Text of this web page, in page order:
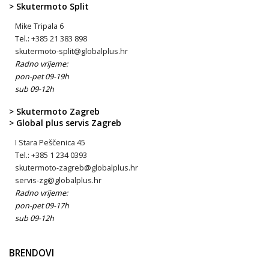
> Skutermoto Split
Mike Tripala 6
Tel.: +385 21 383 898
skutermoto-split@globalplus.hr
Radno vrijeme:
pon-pet 09-19h
sub 09-12h
> Skutermoto Zagreb
> Global plus servis Zagreb
I Stara Peščenica 45
Tel.: +385 1 234 0393
skutermoto-zagreb@globalplus.hr
servis-zg@globalplus.hr
Radno vrijeme:
pon-pet 09-17h
sub 09-12h
BRENDOVI